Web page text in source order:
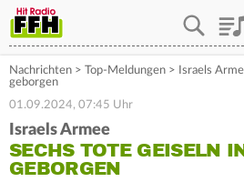
Nachrichten > Top-Meldungen >
Israels
geborgen
01.09.2024, 07:45 Uhr
Israels Armee
SECHS TOTE GEISELN
GEBORGEN